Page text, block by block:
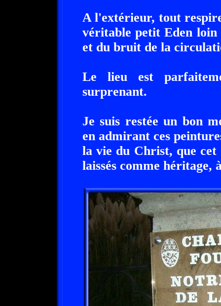
A l'extérieur, tout
véritable petit Eden loin
et du bruit de la
Le lieu est
surprenant.
Je suis restée un bon
en admirant ces
la vie du Christ, que cet
laissés comme héritage,